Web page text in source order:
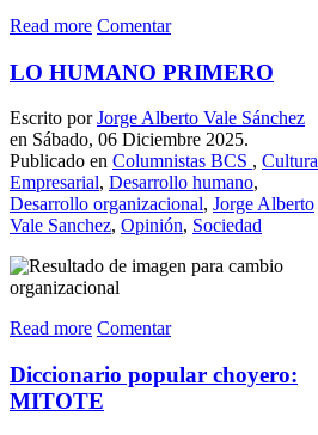
Read more Comentar
LO HUMANO PRIMERO
Escrito porJorge Alberto Vale Sánchez
en Sábado, 06 Diciembre 2025.
Publicado en Columnistas BCS , Cultura
Empresarial, Desarrollo humano,
Desarrollo organizacional, Jorge Alberto
Vale Sanchez, Opinión, Sociedad
Read more Comentar
Diccionario popular choyero:
MITOTE